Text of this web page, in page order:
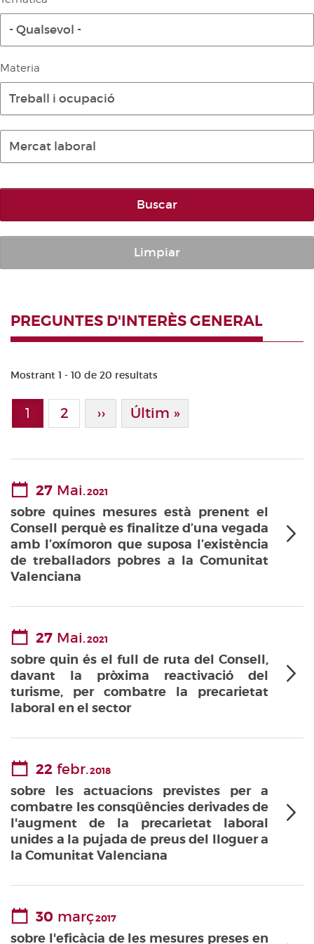
Diari de la Diputació Permanent
Publicacions no oficials
Anuari de Dret Parlamentari
Temes de les Corts Valencianes
Corts Forals
Altres publicacions
- Qualsevol -
Materia
Treball i ocupació
Mercat laboral
Buscar
Limpiar
PREGUNTES D'INTERÈS GENERAL
Mostrant 1 - 10 de 20 resultats
Pàgina actual
1 Page
2 Pàgina Següent
›› Última Pàgina
Últim »
27 Mai.2021
sobre quines mesures està prenent el
Consell perquè es finalitze d’una vegada
amb l’oxímoron que suposa l’existència
de treballadors pobres a la Comunitat
Valenciana
27 Mai.2021
sobre quin és el full de ruta del Consell,
davant la pròxima reactivació del
turisme, per combatre la precarietat
laboral en el sector
22 febr.2018
sobre les actuacions previstes per a
combatre les consqüêncies derivades de
l'augment de la precarietat laboral
unides a la pujada de preus del lloguer a
la Comunitat Valenciana
30 març2017
sobre l'eficàcia de les mesures preses en